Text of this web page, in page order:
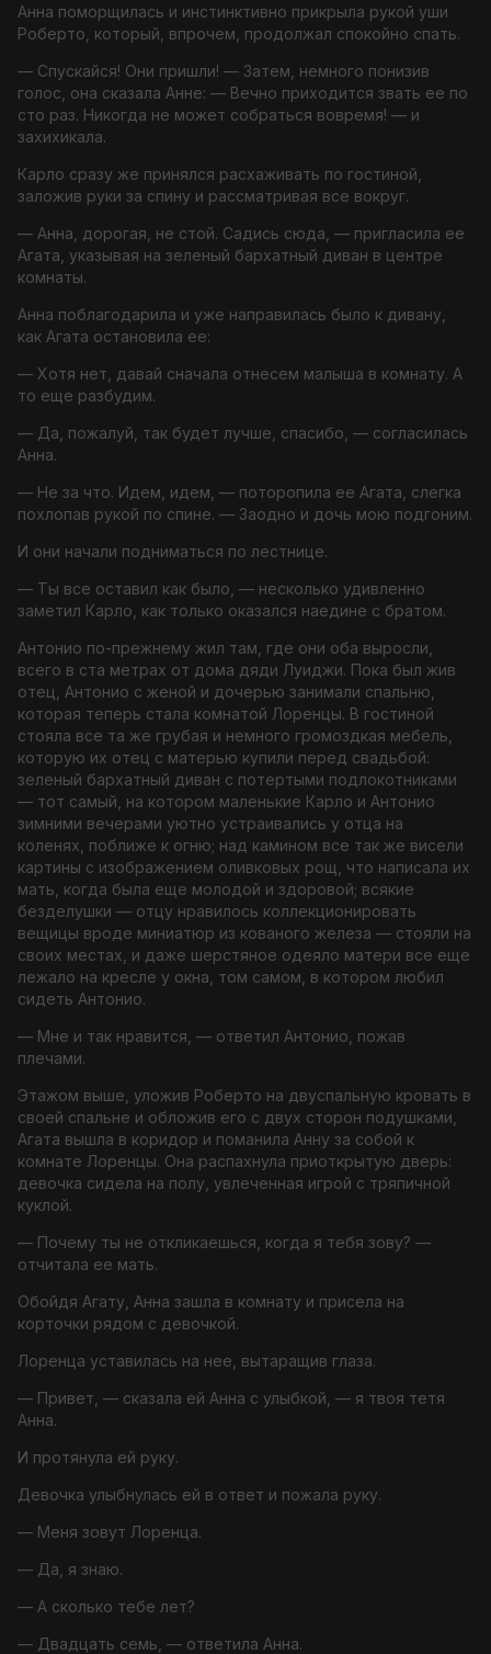
Анна поморщилась и инстинктивно прикрыла рукой уши
Роберто, который, впрочем, продолжал спокойно спать.
— Спускайся! Они пришли! — Затем, немного понизив
голос, она сказала Анне: — Вечно приходится звать ее по
сто раз. Никогда не может собраться вовремя! — и
захихикала.
Карло сразу же принялся расхаживать по гостиной,
заложив руки за спину и рассматривая все вокруг.
— Анна, дорогая, не стой. Садись сюда, — пригласила ее
Агата, указывая на зеленый бархатный диван в центре
комнаты.
Анна поблагодарила и уже направилась было к дивану,
как Агата остановила ее:
— Хотя нет, давай сначала отнесем малыша в комнату. А
то еще разбудим.
— Да, пожалуй, так будет лучше, спасибо, — согласилась
Анна.
— Не за что. Идем, идем, — поторопила ее Агата, слегка
похлопав рукой по спине. — Заодно и дочь мою подгоним.
И они начали подниматься по лестнице.
— Ты все оставил как было, — несколько удивленно
заметил Карло, как только оказался наедине с братом.
Антонио по-прежнему жил там, где они оба выросли,
всего в ста метрах от дома дяди Луиджи. Пока был жив
отец, Антонио с женой и дочерью занимали спальню,
которая теперь стала комнатой Лоренцы. В гостиной
стояла все та же грубая и немного громоздкая мебель,
которую их отец с матерью купили перед свадьбой:
зеленый бархатный диван с потертыми подлокотниками
— тот самый, на котором маленькие Карло и Антонио
зимними вечерами уютно устраивались у отца на
коленях, поближе к огню; над камином все так же висели
картины с изображением оливковых рощ, что написала их
мать, когда была еще молодой и здоровой; всякие
безделушки — отцу нравилось коллекционировать
вещицы вроде миниатюр из кованого железа — стояли на
своих местах, и даже шерстяное одеяло матери все еще
лежало на кресле у окна, том самом, в котором любил
сидеть Антонио.
— Мне и так нравится, — ответил Антонио, пожав
плечами.
Этажом выше, уложив Роберто на двуспальную кровать в
своей спальне и обложив его с двух сторон подушками,
Агата вышла в коридор и поманила Анну за собой к
комнате Лоренцы. Она распахнула приоткрытую дверь:
девочка сидела на полу, увлеченная игрой с тряпичной
куклой.
— Почему ты не откликаешься, когда я тебя зову? —
отчитала ее мать.
Обойдя Агату, Анна зашла в комнату и присела на
корточки рядом с девочкой.
Лоренца уставилась на нее, вытаращив глаза.
— Привет, — сказала ей Анна с улыбкой, — я твоя тетя
Анна.
И протянула ей руку.
Девочка улыбнулась ей в ответ и пожала руку.
— Меня зовут Лоренца.
— Да, я знаю.
— А сколько тебе лет?
— Двадцать семь, — ответила Анна.